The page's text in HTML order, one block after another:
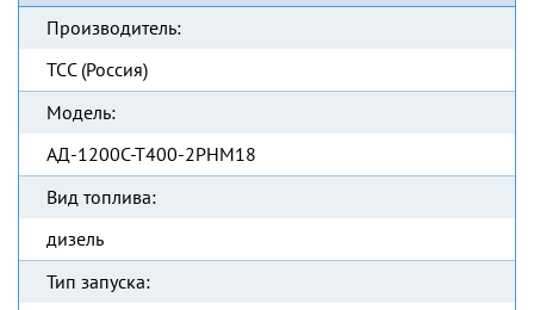
Производитель:
ТСС (Россия)
Модель:
АД-1200С-Т400-2РНМ18
Вид топлива:
дизель
Тип запуска: